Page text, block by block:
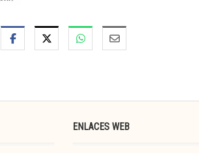
ENLACES WEB